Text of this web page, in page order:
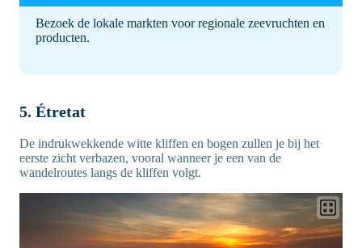
Bezoek de lokale markten voor regionale zeevruchten en
producten.
5. Étretat
De indrukwekkende witte kliffen en bogen zullen je bij het
eerste zicht verbazen, vooral wanneer je een van de
wandelroutes langs de kliffen volgt.